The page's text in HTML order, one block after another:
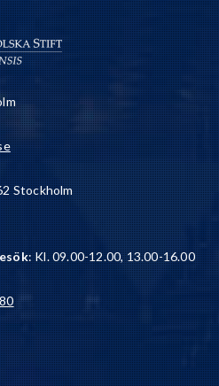
Stockholm
: Kl. 09.00-12.00, 13.00-16.00